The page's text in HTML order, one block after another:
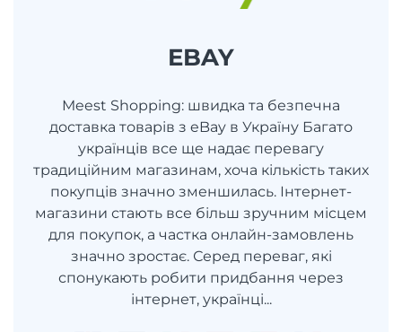
EBAY
Meest Shopping: швидка та безпечна
доставка товарів з eBay в Україну Багато
українців все ще надає перевагу
традиційним магазинам, хоча кількість таких
покупців значно зменшилась. Інтернет-
магазини стають все більш зручним місцем
для покупок, а частка онлайн-замовлень
значно зростає. Серед переваг, які
спонукають робити придбання через
інтернет, українці...